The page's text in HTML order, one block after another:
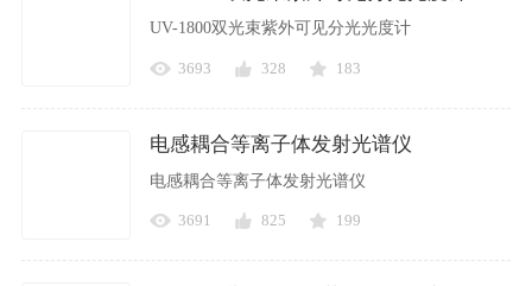
UV-1800双光束紫外可见分光光度计
3693 328 183
电感耦合等离子体发射光谱仪
电感耦合等离子体发射光谱仪
3691 825 199